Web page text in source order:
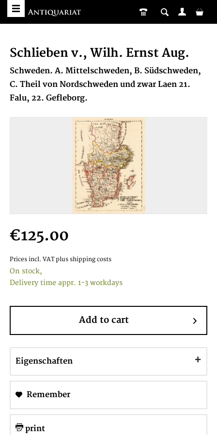
Schlieben v., Wilh. Ernst Aug.
Schweden. A. Mittelschweden, B. Südschweden,
C. Theil von Nordschweden und zwar Laen 21.
Falu, 22. Gefleborg.
€125.00
Prices incl. VAT plus shipping costs
On stock,
Delivery time appr. 1-3 workdays
Add to cart
Eigenschaften
Remember
print